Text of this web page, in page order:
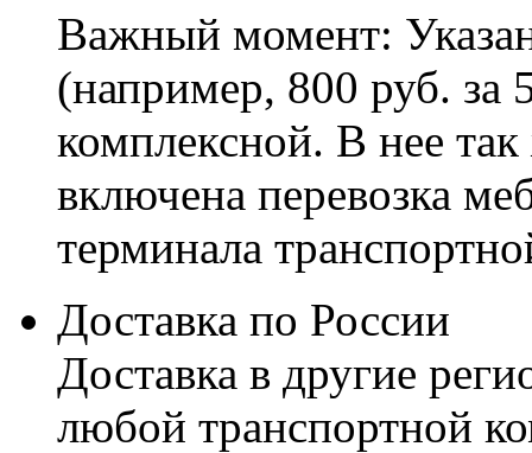
Важный момент:
(например, 800 руб. за
комплексной. В нее
включена перевозка
терминала
Доставка по России
Доставка в другие
любой транспортной